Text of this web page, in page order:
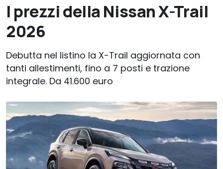
I prezzi della Nissan X-Trail
2026
Debutta nel listino la X-Trail aggiornata con
tanti allestimenti, fino a 7 posti e trazione
integrale. Da 41.600 euro